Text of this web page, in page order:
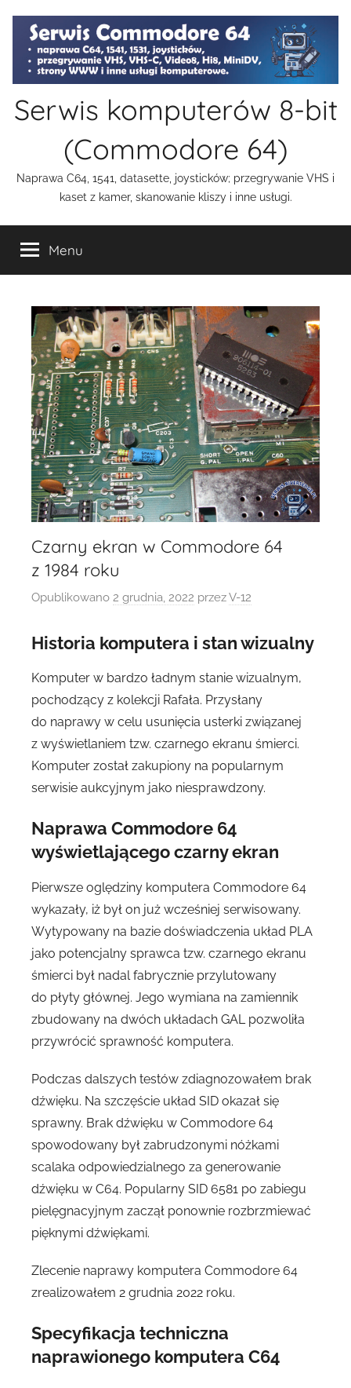
treści
Serwis komputerów 8-bit
(Commodore 64)
Naprawa C64, 1541, datasette, joysticków; przegrywanie VHS i
kaset z kamer, skanowanie kliszy i inne usługi.
Menu
Czarny ekran w Commodore 64
z 1984 roku
Opublikowano 2 grudnia, 2022 przezV-12
Historia komputera i stan wizualny
Komputer w bardzo ładnym stanie wizualnym,
pochodzący z kolekcji Rafała. Przysłany
do naprawy w celu usunięcia usterki związanej
z wyświetlaniem tzw. czarnego ekranu śmierci.
Komputer został zakupiony na popularnym
serwisie aukcyjnym jako niesprawdzony.
Naprawa Commodore 64
wyświetlającego czarny ekran
Pierwsze oględziny komputera Commodore 64
wykazały, iż był on już wcześniej serwisowany.
Wytypowany na bazie doświadczenia układ PLA
jako potencjalny sprawca tzw. czarnego ekranu
śmierci był nadal fabrycznie przylutowany
do płyty głównej. Jego wymiana na zamiennik
zbudowany na dwóch układach GAL pozwoliła
przywrócić sprawność komputera.
Podczas dalszych testów zdiagnozowałem brak
dźwięku. Na szczęście układ SID okazał się
sprawny. Brak dźwięku w Commodore 64
spowodowany był zabrudzonymi nóżkami
scalaka odpowiedzialnego za generowanie
dźwięku w C64. Popularny SID 6581 po zabiegu
pielęgnacyjnym zaczął ponownie rozbrzmiewać
pięknymi dźwiękami.
Zlecenie naprawy komputera Commodore 64
zrealizowałem 2 grudnia 2022 roku.
Specyfikacja techniczna
naprawionego komputera C64